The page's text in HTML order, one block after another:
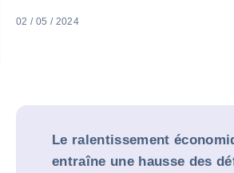
02 / 05 / 2024
Le ralentissement
entraîne une hausse des